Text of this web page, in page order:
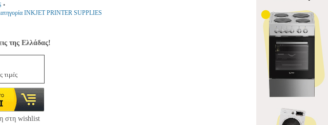
•
INKJET PRINTER SUPPLIES
της Ελλάδας!
τιμές
στη wishlist